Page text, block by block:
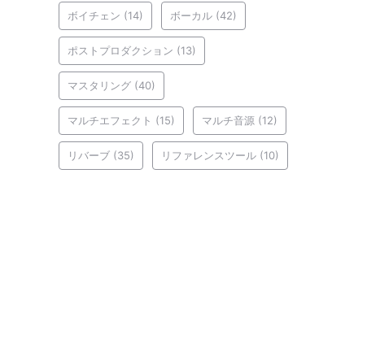
ボイチェン (14) ボーカル (42)
ポストプロダクション (13)
マスタリング (40)
マルチエフェクト (15) マルチ音源 (12)
リバーブ (35) リファレンスツール (10)